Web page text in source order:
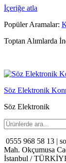
İçeriğe atla
Popüler Aramalar:
Toptan Alımlarda
Söz Elektronik
Söz Elektronik
0555 968 58 13 |
Mah. Okçumusa
İstanbul /